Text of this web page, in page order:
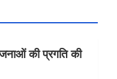
t
की प्रगति की